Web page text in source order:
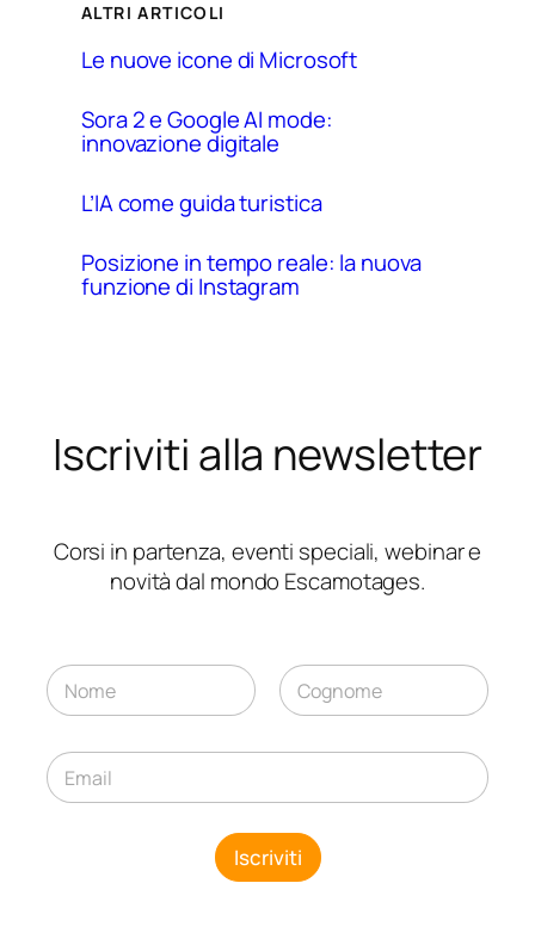
ALTRI ARTICOLI
Le nuove icone di Microsoft
Sora 2 e Google AI mode:
innovazione digitale
L’IA come guida turistica
Posizione in tempo reale: la nuova
funzione di Instagram
Iscriviti alla newsletter
Corsi in partenza, eventi speciali, webinar e
novità dal mondo Escamotages.
N
o
m
*E
m
Iscriviti